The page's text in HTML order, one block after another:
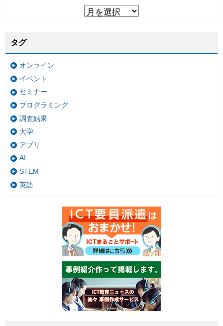
タグ
オンライン
イベント
セミナー
プログラミング
調査結果
大学
アプリ
AI
STEM
英語